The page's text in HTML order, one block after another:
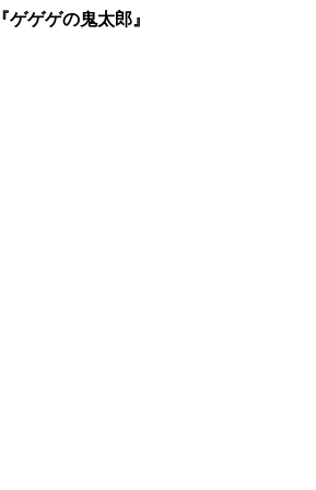
『ゲゲゲの鬼太郎』